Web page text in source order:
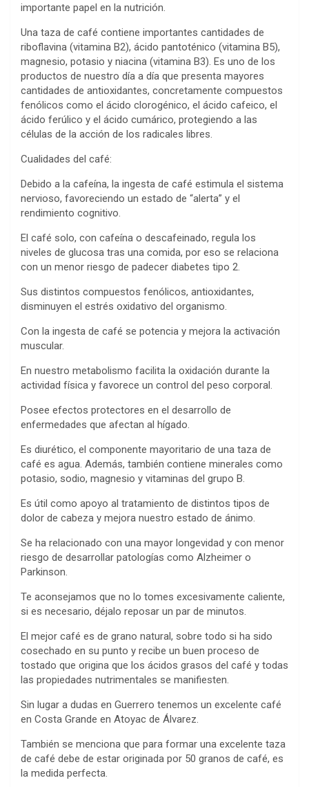
importante papel en la nutrición.
Una taza de café contiene importantes cantidades de
riboflavina (vitamina B2), ácido pantoténico (vitamina B5),
magnesio, potasio y niacina (vitamina B3). Es uno de los
productos de nuestro día a día que presenta mayores
cantidades de antioxidantes, concretamente compuestos
fenólicos como el ácido clorogénico, el ácido cafeico, el
ácido ferúlico y el ácido cumárico, protegiendo a las
células de la acción de los radicales libres.
Cualidades del café:
Debido a la cafeína, la ingesta de café estimula el sistema
nervioso, favoreciendo un estado de “alerta” y el
rendimiento cognitivo.
El café solo, con cafeína o descafeinado, regula los
niveles de glucosa tras una comida, por eso se relaciona
con un menor riesgo de padecer diabetes tipo 2.
Sus distintos compuestos fenólicos, antioxidantes,
disminuyen el estrés oxidativo del organismo.
Con la ingesta de café se potencia y mejora la activación
muscular.
En nuestro metabolismo facilita la oxidación durante la
actividad física y favorece un control del peso corporal.
Posee efectos protectores en el desarrollo de
enfermedades que afectan al hígado.
Es diurético, el componente mayoritario de una taza de
café es agua. Además, también contiene minerales como
potasio, sodio, magnesio y vitaminas del grupo B.
Es útil como apoyo al tratamiento de distintos tipos de
dolor de cabeza y mejora nuestro estado de ánimo.
Se ha relacionado con una mayor longevidad y con menor
riesgo de desarrollar patologías como Alzheimer o
Parkinson.
Te aconsejamos que no lo tomes excesivamente caliente,
si es necesario, déjalo reposar un par de minutos.
El mejor café es de grano natural, sobre todo si ha sido
cosechado en su punto y recibe un buen proceso de
tostado que origina que los ácidos grasos del café y todas
las propiedades nutrimentales se manifiesten.
Sin lugar a dudas en Guerrero tenemos un excelente café
en Costa Grande en Atoyac de Álvarez.
También se menciona que para formar una excelente taza
de café debe de estar originada por 50 granos de café, es
la medida perfecta.